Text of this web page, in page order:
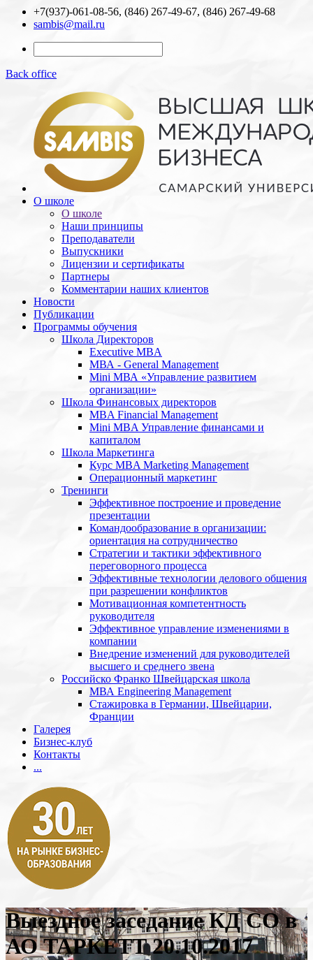
+7(937)-061-08-56, (846) 267-49-67, (846) 267-49-68
sambis@mail.ru
Back office
О школе
О школе
Наши принципы
Преподаватели
Выпускники
Лицензии и cертификаты
Партнеры
Комментарии наших клиентов
Новости
Публикации
Программы обучения
Школа Директоров
Executive MBA
МВА - General Management
Mini МВА «Управление развитием
организации»
Школа Финансовых директоров
MBA Financial Management
Mini MBA Управление финансами и
капиталом
Школа Маркетинга
Курс MBA Marketing Management
Операционный маркетинг
Тренинги
Эффективное построение и проведение
презентации
Командообразование в организации:
ориентация на сотрудничество
Стратегии и тактики эффективного
переговорного процесса
Эффективные технологии делового общения
при разрешении конфликтов
Мотивационная компетентность
руководителя
Эффективное управление изменениями в
компании
Внедрение изменений для руководителей
высшего и среднего звена
Российско Франко Швейцарская школа
МВА Engineering Management
Стажировка в Германии, Швейцарии,
Франции
Галерея
Бизнес-клуб
Контакты
...
Выездное заседание КД СО в
АО ТАРКЕТТ 20.10.2017